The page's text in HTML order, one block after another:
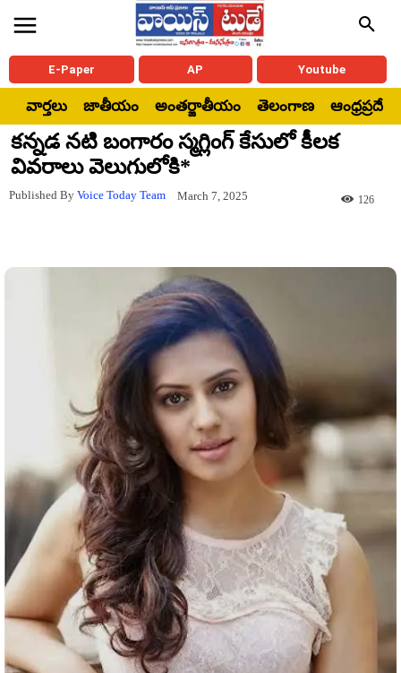
E-Paper AP Youtube
వార్తలు జాతీయం అంతర్జాతీయం తెలంగాణ ఆంధ్రప్రదేశ్
కన్నడ నటి బంగారం స్మగ్లింగ్ కేసులో కీలక
వివరాలు వెలుగులోకి*
Published By Voice Today Team March 7, 2025 126